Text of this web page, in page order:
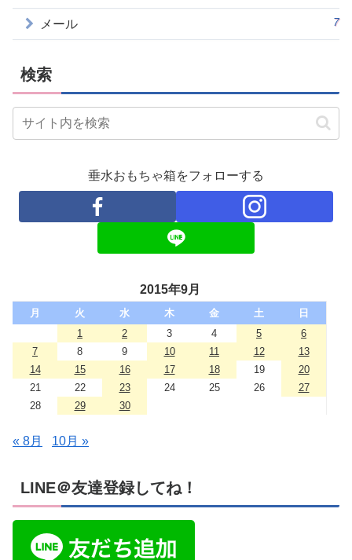
メール 7
検索
垂水おもちゃ箱をフォローする
2015年9月
月 火 水 木 金 土
日
1
2 3 4 5
6
7
8 9 10 11 12
13
14
15 16 17 18 19
20
21
22 23 24 25 26
27
28
29 30
« 8月 10月 »
LINE＠友達登録してね！